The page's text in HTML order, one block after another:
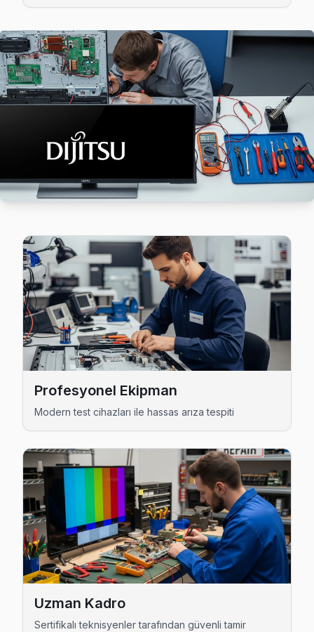
Bayrampaşa'da Muratpaşa mahallesi Dijitsu TV servisi için
Dijitsu Servis Merkezi →
Orta Dijitsu Servis
Orta mahallesi Dijitsu TV servis hattımız günlük olarak bu
Orta Dijitsu Açılmıyor Arıza →
Terazidere Dijitsu Servis
Bayrampaşa'nın Terazidere bölgesindeki Dijitsu
Terazidere Dijitsu Anakart Tamiri →
Vatan Dijitsu Servis
Bayrampaşa Dijitsu Servis →
Yenidoğan Dijitsu Servis
Yenidoğan'deki Dijitsu TV kullanıcılarına ikinci el cihaz
Bayrampaşa Dijitsu Servis →
Yıldırım Dijitsu Servis
Bayrampaşa'da Yıldırım mahallesi için Dijitsu TV fiyat
Yıldırım Dijitsu Açılmıyor Arıza →
Bayrampaşa Dijitsu TV Servis Hizmet Bölgesi
Bayrampaşa bölgesine kapıya gelen Dijitsu TV tamir servisi
Profesyonel Ekipman
Modern test cihazları ile hassas arıza tespiti
Uzman Kadro
Sertifikalı teknisyenler tarafından güvenli tamir